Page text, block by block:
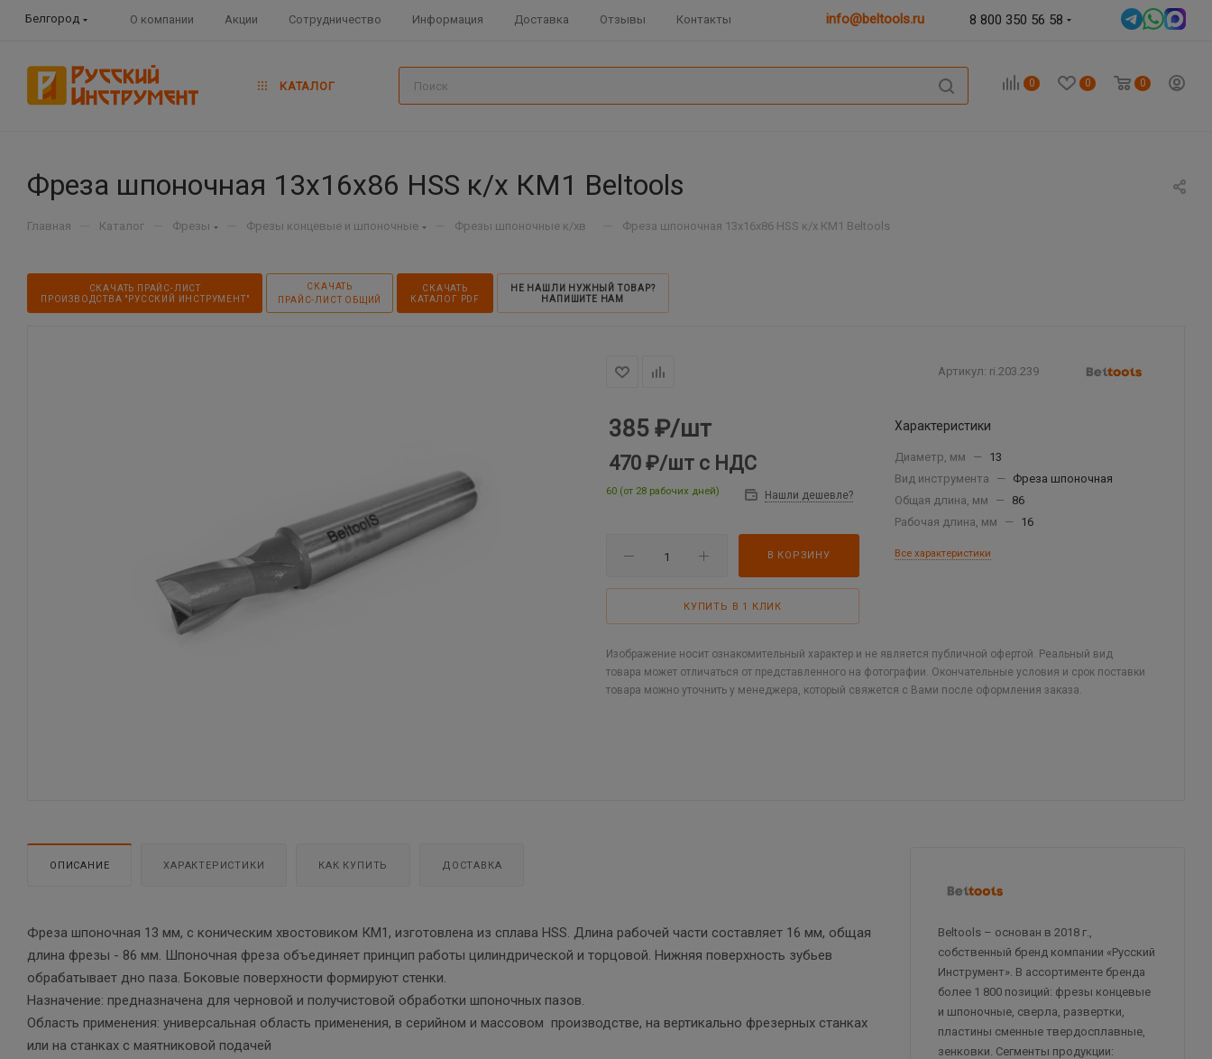
Белгород О компании Акции Сотрудничество Информация Доставка Отзывы Контакты info@beltools.ru 8 800 350 56 58
КАТАЛОГ 0 0 0
Фреза шпоночная 13х16х86 HSS к/х КМ1 Beltools
Главная Каталог Фрезы Фрезы концевые и шпоночные Фрезы шпоночные к/хв Фреза шпоночная 13х16х86 HSS к/х КМ1 Beltools
СКАЧАТЬ ПРАЙС-ЛИСТ
ПРОИЗВОДСТВА "РУССКИЙ ИНСТРУМЕНТ"
СКАЧАТЬ
ПРАЙС-ЛИСТ ОБЩИЙ
СКАЧАТЬ
КАТАЛОГ PDF
НЕ НАШЛИ НУЖНЫЙ ТОВАР?
НАПИШИТЕ НАМ
Артикул: ri.203.239
385 ₽/шт
470 ₽/шт с НДС
60 (от 28 рабочих дней) Нашли дешевле?
В КОРЗИНУ
КУПИТЬ В 1 КЛИК
Характеристики
Диаметр, мм —
13
Вид инструмента
—
Фреза шпоночная
Общая длина, мм
—
86
Рабочая длина, мм
— 16
Все характеристики
Изображение носит ознакомительный характер и не является публичной офертой. Реальный вид
товара может отличаться от представленного на фотографии. Окончательные условия и срок поставки
товара можно уточнить у менеджера, который свяжется с Вами после оформления заказа.
ОПИСАНИЕ ХАРАКТЕРИСТИКИ КАК КУПИТЬ ДОСТАВКА
Фреза шпоночная 13 мм, с коническим хвостовиком КМ1, изготовлена из сплава HSS. Длина рабочей части составляет 16 мм, общая
длина фрезы - 86 мм. Шпоночная фреза объединяет принцип работы цилиндрической и торцовой. Нижняя поверхность зубьев
обрабатывает дно паза. Боковые поверхности формируют стенки.
Назначение: предназначена для черновой и получистовой обработки шпоночных пазов.
Область применения: универсальная область применения, в серийном и массовом производстве, на вертикально фрезерных станках
или на станках с маятниковой подачей
Beltools – основан в 2018 г.,
собственный бренд компании «Русский
Инструмент». В ассортименте бренда
более 1 800 позиций: фрезы концевые
и шпоночные, сверла, развертки,
пластины сменные твердосплавные,
зенковки. Сегменты продукции: